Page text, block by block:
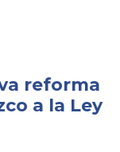
reforma
a la Ley